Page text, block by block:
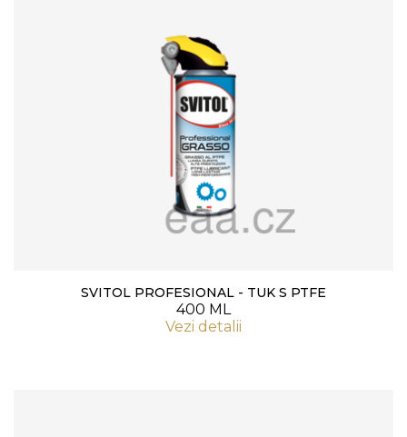
SVITOL PROFESIONAL - TUK S PTFE
400 ML
Vezi detalii